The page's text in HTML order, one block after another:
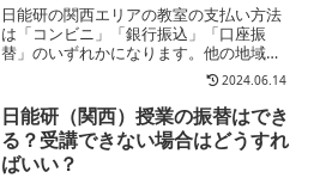
日能研の関西エリアの教室の支払い方法
は「コンビニ」「銀行振込」「口座振
替」のいずれかになります。他の地域の
日能研では、クレジットカード払いなど
も対応していることもあるようですが、
関西の日能研教室の支払いは３種類の
み。塾生の場合は、２回目以降...
2024.06.14
日能研（関西）授業の振替はでき
る？受講できない場合はどうすれ
ばいい？